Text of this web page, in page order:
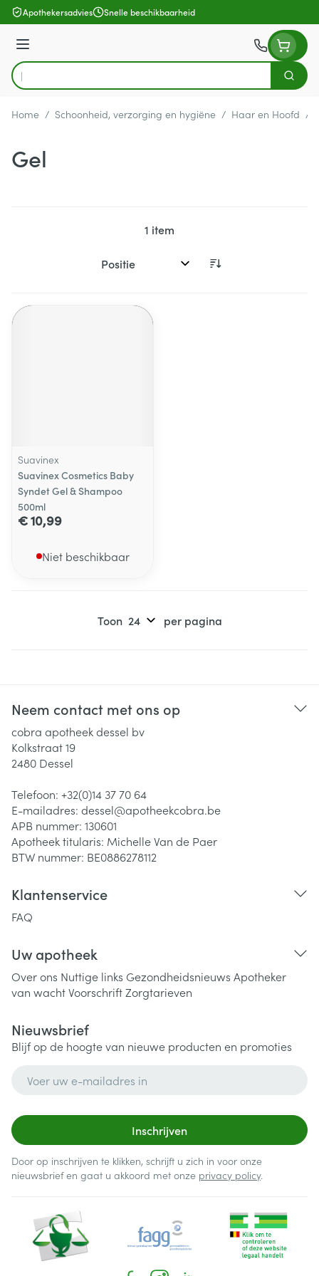
Ga naar de inhoud
Apothekersadvies Snelle beschikbaarheid
Menu
Product, merk, categorie...
Zoek
Home / Schoonheid, verzorging en hygiëne / Haar en Hoofd /
Gel
1 item
Sorteer op:
Suavinex
Suavinex Cosmetics Baby
Syndet Gel & Shampoo
500ml
€ 10,99
Niet beschikbaar
Toon per pagina
Neem contact met ons op
cobra apotheek dessel bv
Kolkstraat 19
2480 Dessel
Telefoon: +32(0)14 37 70 64
E-mailadres: dessel@apotheekcobra.be
APB nummer: 130601
Apotheek titularis: Michelle Van de Paer
BTW nummer: BE0886278112
Klantenservice
FAQ
Uw apotheek
Over ons Nuttige links Gezondheidsnieuws Apotheker
van wachtVoorschriftZorgtarieven
Nieuwsbrief
Blijf op de hoogte van nieuwe producten en promoties
Inschrijven
Door op inschrijven te klikken, schrijft u zich in voor onze
nieuwsbrief en gaat u akkoord met onze privacy policy.